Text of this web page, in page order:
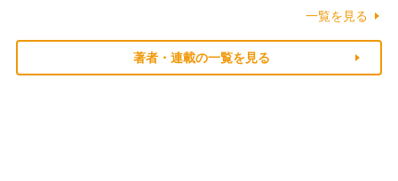
一覧を見る
著者・連載の一覧を見る